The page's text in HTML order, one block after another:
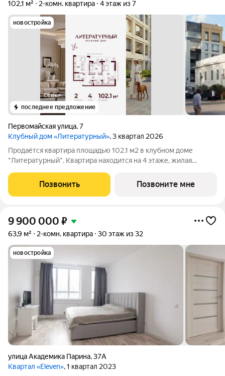
102,1 м²
2-комн. квартира 4 этаж из 7
новостройка
последнее предложение
Первомайская улица,7
Клубный дом «Литературный», 3 квартал 2026
Продаётся квартира площадью 102.1 м2 в клубном доме
"Литературный". Квартира находится на 4 этаже, жилая
Среди особенностей планировки изолированные комнаты с
окнами на одну сторону, 1
Позвонить Позвоните мне
9 900 000 ₽
63,9 м² 2-комн. квартира 30 этаж из 32
новостройка
улица Академика Парина,37А
Квартал «Eleven», 1 квартал 2023